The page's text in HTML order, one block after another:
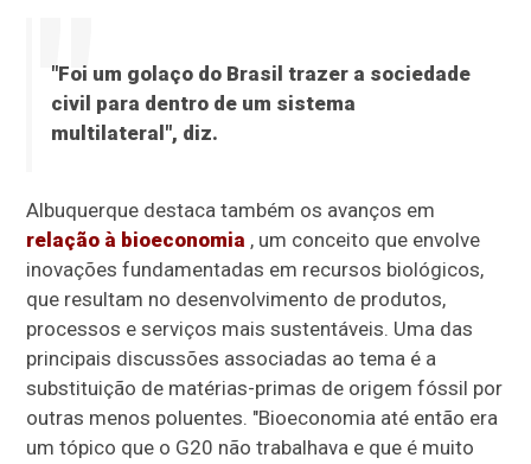
"Foi um golaço do Brasil trazer a sociedade
civil para dentro de um sistema
multilateral", diz.
Albuquerque destaca também os avanços em
relação à bioeconomia , um conceito que envolve
inovações fundamentadas em recursos biológicos,
que resultam no desenvolvimento de produtos,
processos e serviços mais sustentáveis. Uma das
principais discussões associadas ao tema é a
substituição de matérias-primas de origem fóssil por
outras menos poluentes. "Bioeconomia até então era
um tópico que o G20 não trabalhava e que é muito